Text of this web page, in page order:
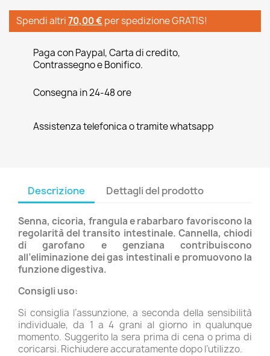
Spendi altri70,00 € per spedizione GRATIS!
Paga con Paypal, Carta di credito,
Contrassegno e Bonifico.
Consegna in 24-48 ore
Assistenza telefonica o tramite whatsapp
Descrizione Dettagli del prodotto
Senna, cicoria, frangula e rabarbaro favoriscono la
regolarità del transito intestinale. Cannella, chiodi
di garofano e genziana contribuiscono
all’eliminazione dei gas intestinali e promuovono la
funzione digestiva.
Consigli uso:
Si consiglia l’assunzione, a seconda della sensibilità
individuale, da 1 a 4 grani al giorno in qualunque
momento. Suggerito la sera prima di cena o prima di
coricarsi. Richiudere accuratamente dopo l’utilizzo.